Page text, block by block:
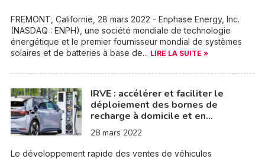
FREMONT, Californie, 28 mars 2022 - Enphase Energy, Inc.
(NASDAQ : ENPH), une société mondiale de technologie
énergétique et le premier fournisseur mondial de systèmes
solaires et de batteries à base de... LIRE LA SUITE »
IRVE : accélérer et faciliter le
déploiement des bornes de
recharge à domicile et en…
28 mars 2022
Le développement rapide des ventes de véhicules